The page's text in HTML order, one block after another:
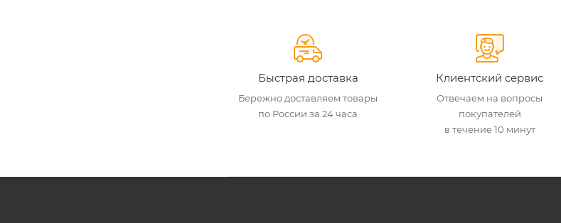
Быстрая доставка
Бережно доставляем товары
по России за 24 часа
Клиентский сервис
Отвечаем на вопросы
покупателей
в течение 10 минут